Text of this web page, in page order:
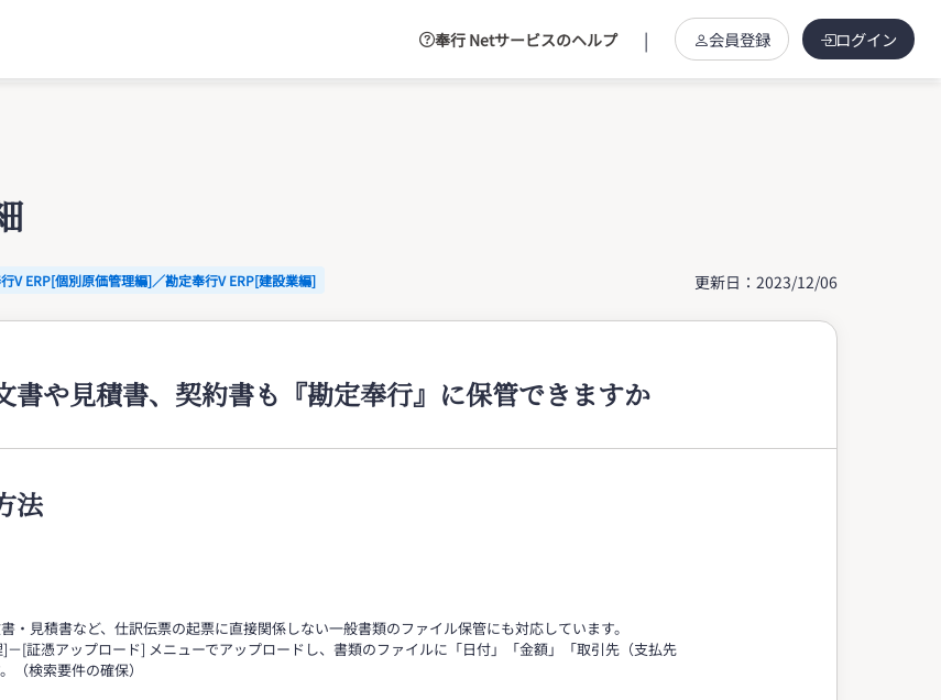
奉行 Netサービスのヘルプ | 会員登録 ログイン
V ERP[個別原価管理編]／勘定奉行V ERP[建設業編] 更新日：2023/12/06
書や見積書、契約書も『勘定奉行』に保管できますか
法
・見積書など、仕訳伝票の起票に直接関係しない一般書類のファイル保管にも対応しています。
－[証憑アップロード] メニューでアップロードし、書類のファイルに「日付」「金額」「取引先（支払先
（検索要件の確保）